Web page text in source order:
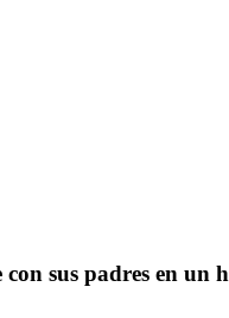
sus padres en un